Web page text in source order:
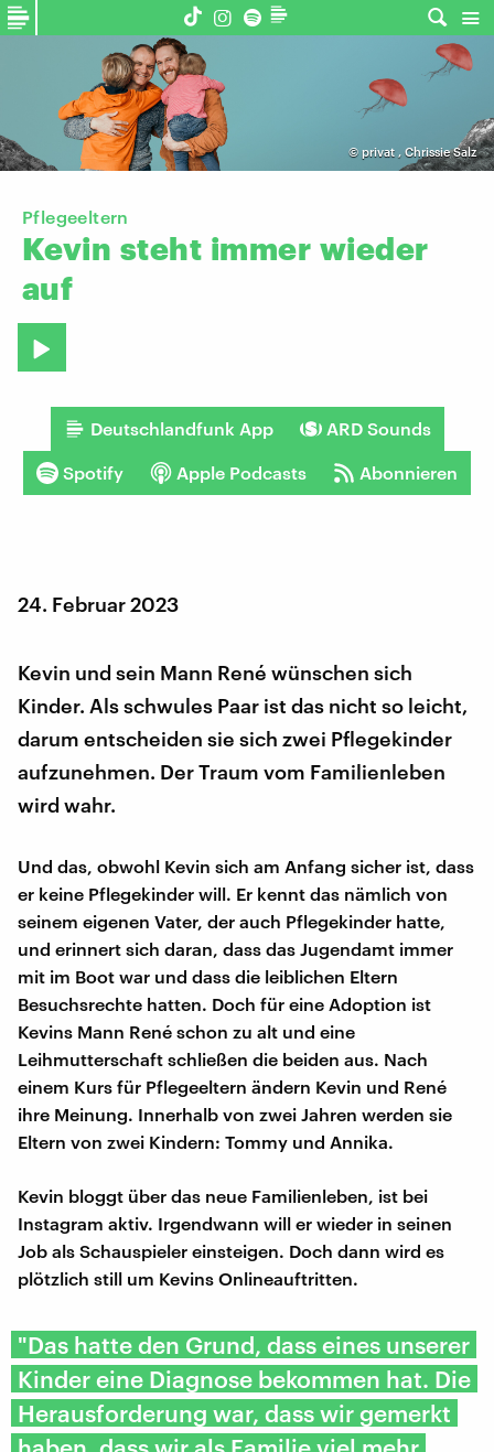
© privat, Chrissie Salz
Pflegeeltern
Kevin steht immer wieder
auf
Deutschlandfunk App ARD Sounds
Spotify Apple Podcasts Abonnieren
24. Februar 2023
Kevin und sein Mann René wünschen sich
Kinder. Als schwules Paar ist das nicht so leicht,
darum entscheiden sie sich zwei Pflegekinder
aufzunehmen. Der Traum vom Familienleben
wird wahr.
Und das, obwohl Kevin sich am Anfang sicher ist, dass
er keine Pflegekinder will. Er kennt das nämlich von
seinem eigenen Vater, der auch Pflegekinder hatte,
und erinnert sich daran, dass das Jugendamt immer
mit im Boot war und dass die leiblichen Eltern
Besuchsrechte hatten. Doch für eine Adoption ist
Kevins Mann René schon zu alt und eine
Leihmutterschaft schließen die beiden aus. Nach
einem Kurs für Pflegeeltern ändern Kevin und René
ihre Meinung. Innerhalb von zwei Jahren werden sie
Eltern von zwei Kindern: Tommy und Annika.
Kevin bloggt über das neue Familienleben, ist bei
Instagram aktiv. Irgendwann will er wieder in seinen
Job als Schauspieler einsteigen. Doch dann wird es
plötzlich still um Kevins Onlineauftritten.
"Das hatte den Grund, dass eines unserer
Kinder eine Diagnose bekommen hat. Die
Herausforderung war, dass wir gemerkt